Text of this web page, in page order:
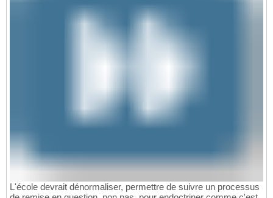
L'école devrait dénormaliser, permettre de suivre un processus